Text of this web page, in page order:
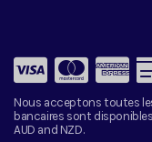
Nous acceptons toutes
bancaires sont
AUD and NZD.